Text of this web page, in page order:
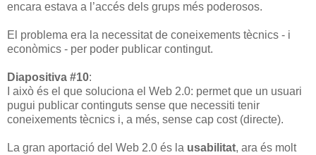
encara estava a l’accés dels grups més poderosos.
El problema era la necessitat de coneixements tècnics - i
econòmics - per poder publicar contingut.
Diapositiva #10:
I això és el que soluciona el Web 2.0: permet que un usuari
pugui publicar continguts sense que necessiti tenir
coneixements tècnics i, a més, sense cap cost (directe).
La gran aportació del Web 2.0 és la usabilitat, ara és molt